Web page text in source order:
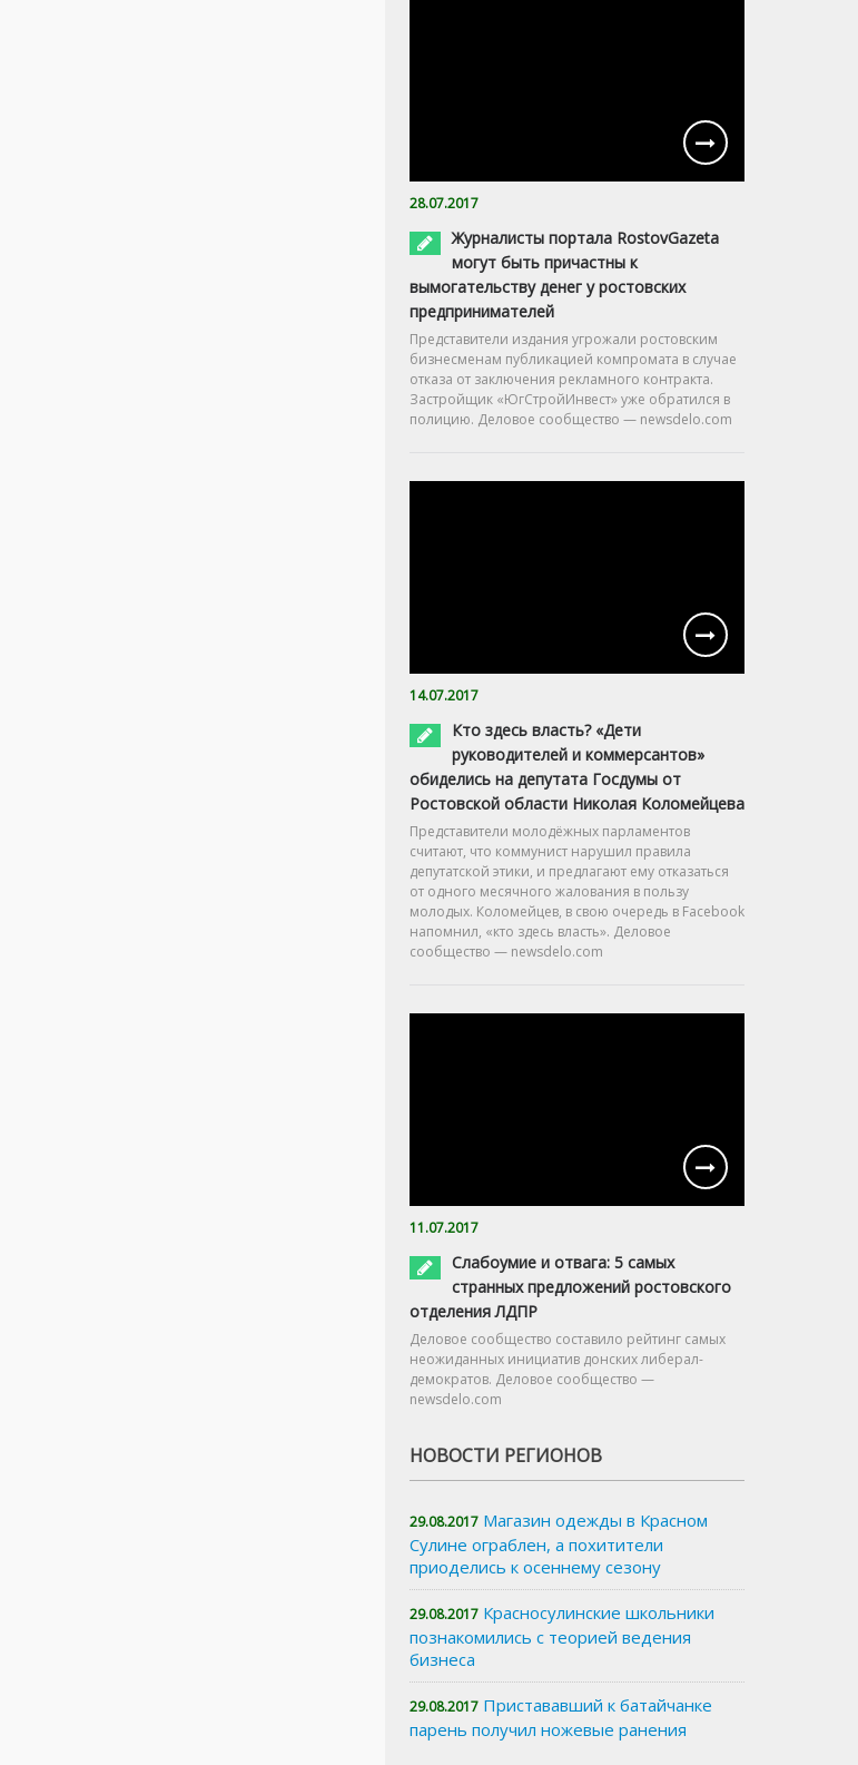
28.07.2017
Журналисты портала RostovGazeta
могут быть причастны к
вымогательству денег у ростовских
предпринимателей
Представители издания угрожали ростовским
бизнесменам публикацией компромата в случае
отказа от заключения рекламного контракта.
Застройщик «ЮгСтройИнвест» уже обратился в
полицию. Деловое сообщество — newsdelo.com
14.07.2017
Кто здесь власть? «Дети
руководителей и коммерсантов»
обиделись на депутата Госдумы от
Ростовской области Николая Коломейцева
Представители молодёжных парламентов
считают, что коммунист нарушил правила
депутатской этики, и предлагают ему отказаться
от одного месячного жалования в пользу
молодых. Коломейцев, в свою очередь в Facebook
напомнил, «кто здесь власть». Деловое
сообщество — newsdelo.com
11.07.2017
Слабоумие и отвага: 5 самых
странных предложений ростовского
отделения ЛДПР
Деловое сообщество составило рейтинг самых
неожиданных инициатив донских либерал-
демократов. Деловое сообщество —
newsdelo.com
НОВОСТИ РЕГИОНОВ
29.08.2017 Магазин одежды в Красном
Сулине ограблен, а похитители
приоделись к осеннему сезону
29.08.2017 Красносулинские школьники
познакомились с теорией ведения
бизнеса
29.08.2017 Пристававший к батайчанке
парень получил ножевые ранения